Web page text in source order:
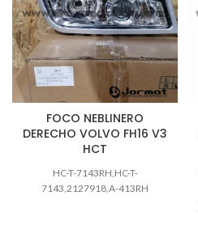
FOCO NEBLINERO
DERECHO VOLVO FH16 V3
HCT
HC-T-7143RH,HC-T-
7143,2127918,A-413RH